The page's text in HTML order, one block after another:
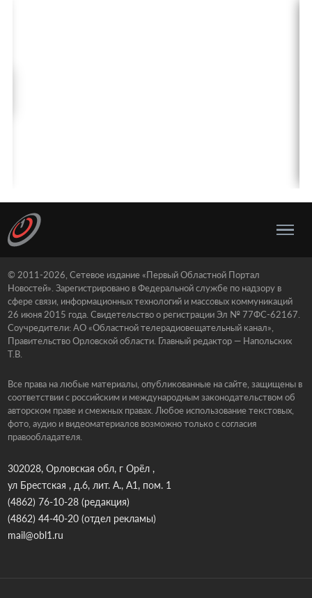
© 2011-2026, Сетевое издание «Первый Областной Портал
Новостей». Зарегистрировано в Федеральной службе по надзору в
сфере связи, информационных технологий и массовых коммуникаций
26 июня 2015 года. Свидетельство о регистрации Эл № 77ФС-62167.
Соучредители: АО «Областной телерадиовещательный канал»,
Правительство Орловской области. Главный редактор — Напольских
Т.В.
Все права на любые материалы, опубликованные на сайте, защищены в
соответствии с российским и международным законодательством об
авторском праве и смежных правах. Любое использование текстовых,
фото, аудио и видеоматериалов возможно только с согласия
правообладателя.
302028, Орловская обл, г Орёл ,
ул Брестская , д.6, лит. А., А1, пом. 1
(4862) 76-10-28(редакция)
(4862) 44-40-20(отдел рекламы)
mail@obl1.ru